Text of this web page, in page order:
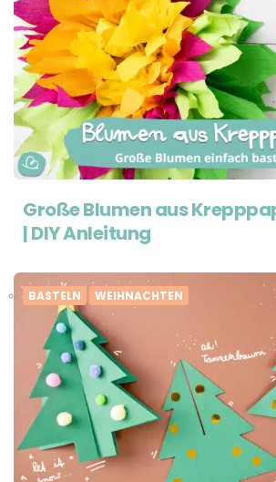
Große Blumen aus
| DIY Anleitung
BASTELN WEIHNACHTEN